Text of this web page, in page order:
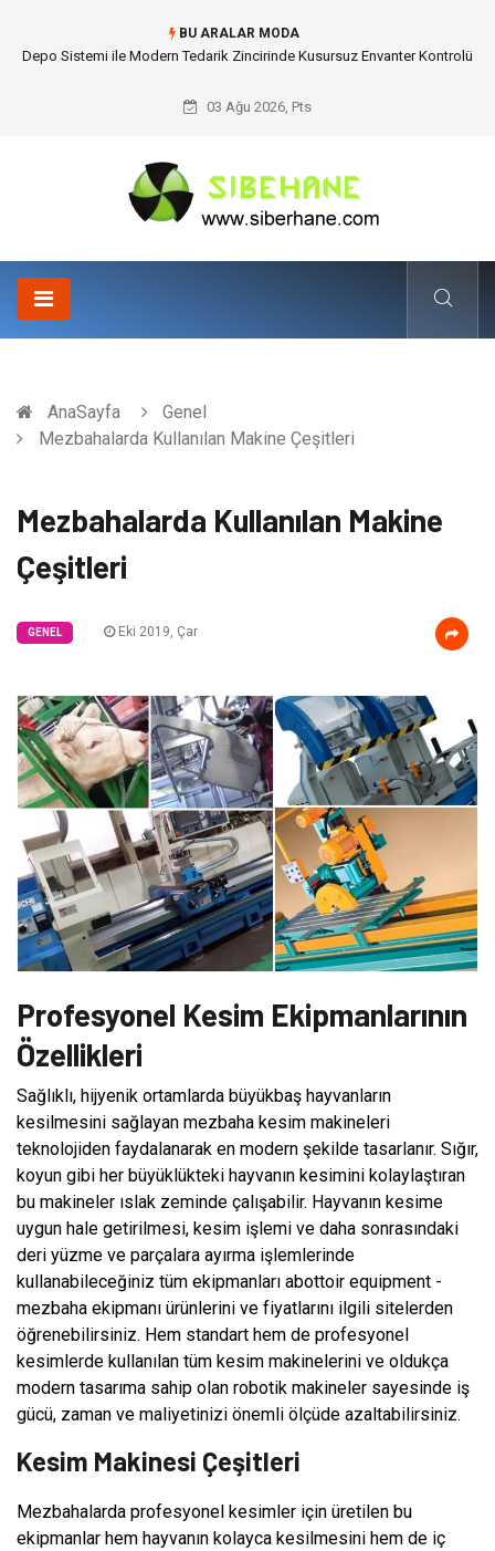
BU ARALAR MODA
Akrilik Boyama Seti ile Evinizde Dijitalden Uzak Bir Deşarj Alanı Tasarlayın
03 Ağu 2026, Pts
AnaSayfa
Genel
Mezbahalarda Kullanılan Makine Çeşitleri
Mezbahalarda Kullanılan Makine
Çeşitleri
GENEL Eki 2019, Çar
Profesyonel Kesim Ekipmanlarının
Özellikleri
Sağlıklı, hijyenik ortamlarda büyükbaş hayvanların
kesilmesini sağlayan mezbaha kesim makineleri
teknolojiden faydalanarak en modern şekilde tasarlanır. Sığır,
koyun gibi her büyüklükteki hayvanın kesimini kolaylaştıran
bu makineler ıslak zeminde çalışabilir. Hayvanın kesime
uygun hale getirilmesi, kesim işlemi ve daha sonrasındaki
deri yüzme ve parçalara ayırma işlemlerinde
kullanabileceğiniz tüm ekipmanları abottoir equipment -
mezbaha ekipmanı ürünlerini ve fiyatlarını ilgili sitelerden
öğrenebilirsiniz. Hem standart hem de profesyonel
kesimlerde kullanılan tüm kesim makinelerini ve oldukça
modern tasarıma sahip olan robotik makineler sayesinde iş
gücü, zaman ve maliyetinizi önemli ölçüde azaltabilirsiniz.
Kesim Makinesi Çeşitleri
Mezbahalarda profesyonel kesimler için üretilen bu
ekipmanlar hem hayvanın kolayca kesilmesini hem de iç